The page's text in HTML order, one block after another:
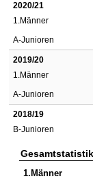
2020/21
1.Männer
A-Junioren
2019/20
1.Männer
A-Junioren
2018/19
B-Junioren
Gesamtstatistik
1.Männer